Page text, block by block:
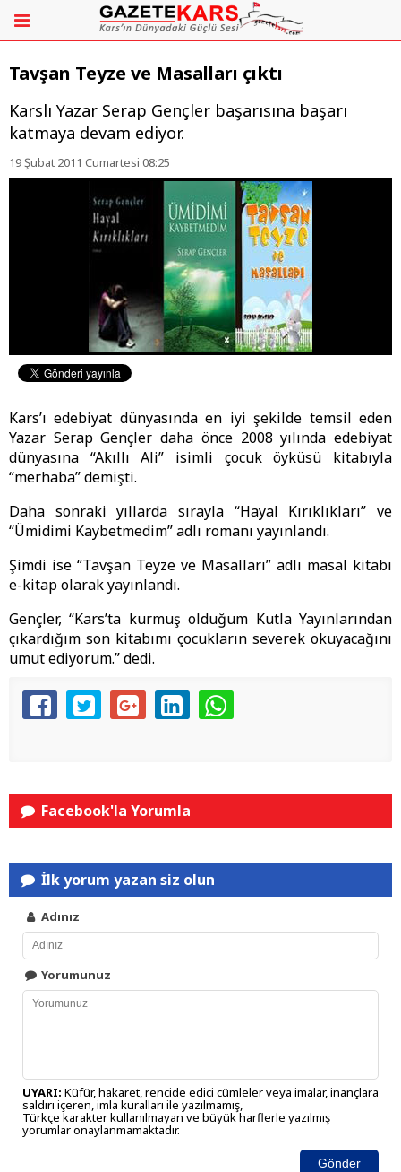
Tavşan Teyze ve Masalları çıktı
Karslı Yazar Serap Gençler başarısına başarı
katmaya devam ediyor.
19 Şubat 2011 Cumartesi 08:25
Kars’ı edebiyat dünyasında en iyi şekilde temsil eden
Yazar Serap Gençler daha önce 2008 yılında edebiyat
dünyasına “Akıllı Ali” isimli çocuk öyküsü kitabıyla
“merhaba” demişti.
Daha sonraki yıllarda sırayla “Hayal Kırıklıkları” ve
“Ümidimi Kaybetmedim” adlı romanı yayınlandı.
Şimdi ise “Tavşan Teyze ve Masalları” adlı masal kitabı
e-kitap olarak yayınlandı.
Gençler, “Kars’ta kurmuş olduğum Kutla Yayınlarından
çıkardığım son kitabımı çocukların severek okuyacağını
umut ediyorum.” dedi.
Facebook'la Yorumla
İlk yorum yazan siz olun
Adınız
Yorumunuz
UYARI: Küfür, hakaret, rencide edici cümleler veya imalar, inançlara
saldırı içeren, imla kuralları ile yazılmamış,
Türkçe karakter kullanılmayan ve büyük harflerle yazılmış
yorumlar onaylanmamaktadır.
Gönder